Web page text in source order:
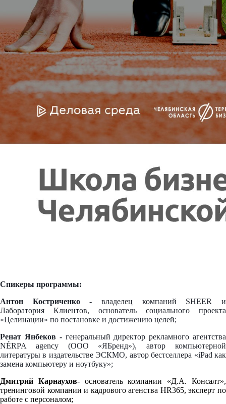
Спикеры программы:
Антон Костриченко - владелец компаний SHEER и
Лаборатория Клиентов, основатель социального проекта
«Целинации» по постановке и достижению целей;
Ренат Янбеков - генеральный директор рекламного агентства
NÉRPA agency (ООО «ЯБренд»), автор компьютерной
литературы в издательстве ЭСКМО, автор бестселлера «iPad как
замена компьютеру и ноутбуку»;
Дмитрий Карнаухов- основатель компании «Д.А. Консалт»,
тренинговой компании и кадрового агенства HR365, эксперт по
работе с персоналом;